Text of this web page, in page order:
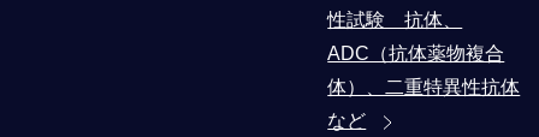
性試験 抗体、
ADC（抗体薬物複合
体）、二重特異性抗体
など